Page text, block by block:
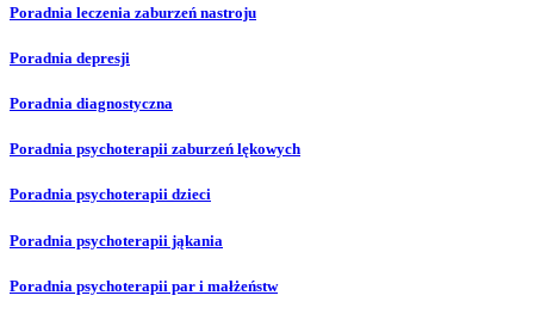
Poradnia leczenia zaburzeń nastroju
Poradnia depresji
Poradnia diagnostyczna
Poradnia psychoterapii zaburzeń lękowych
Poradnia psychoterapii dzieci
Poradnia psychoterapii jąkania
Poradnia psychoterapii par i małżeństw